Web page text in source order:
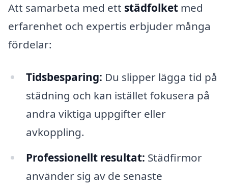
Att samarbeta med ett städfolket med
erfarenhet och expertis erbjuder många
fördelar:
Tidsbesparing: Du slipper lägga tid på
städning och kan istället fokusera på
andra viktiga uppgifter eller
avkoppling.
Professionellt resultat: Städfirmor
använder sig av de senaste